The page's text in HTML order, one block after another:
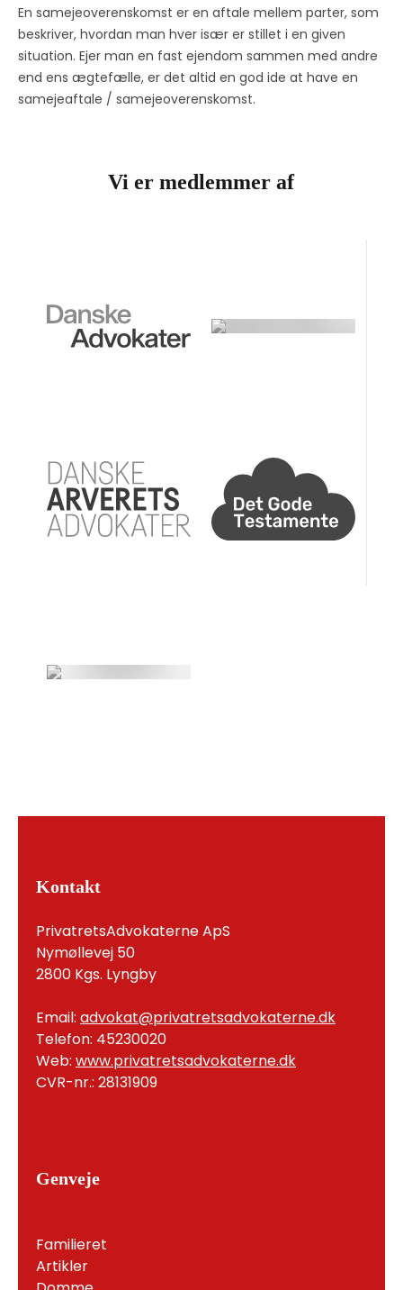
En samejeoverenskomst er en aftale mellem parter, som
beskriver, hvordan man hver især er stillet i en given
situation. Ejer man en fast ejendom sammen med andre
end ens ægtefælle, er det altid en god ide at have en
samejeaftale / samejeoverenskomst.
Vi er medlemmer af
Kontakt
PrivatretsAdvokaterne ApS
Nymøllevej 50
2800 Kgs. Lyngby
Email: advokat@privatretsadvokaterne.dk
Telefon: 45230020
Web: www.privatretsadvokaterne.dk
CVR-nr.: 28131909
Genveje
Familieret
Artikler